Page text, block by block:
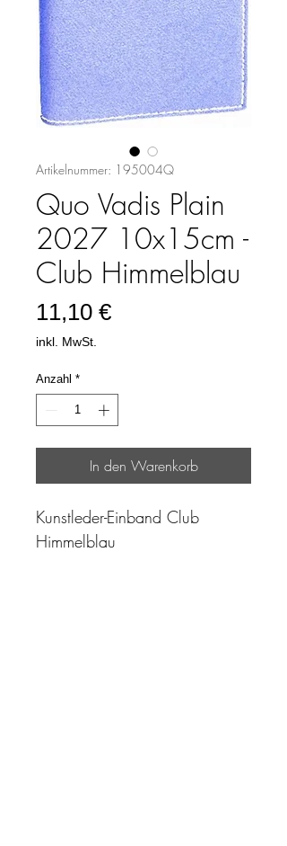
Artikelnummer: 195004Q
Quo Vadis Plain
2027 10x15cm -
Club Himmelblau
11,10 €Preis
inkl. MwSt.
Anzahl *
In den Warenkorb
Kunstleder-Einband Club
Himmelblau